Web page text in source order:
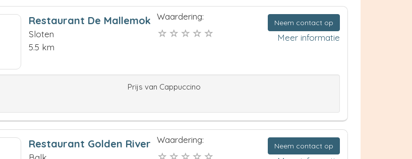
Restaurant De Mallemok
Sloten
5.5 km
Waardering:
Neem contact op
Meer informatie
Prijs van Cappuccino
Restaurant Golden River Waardering:
Neem contact op